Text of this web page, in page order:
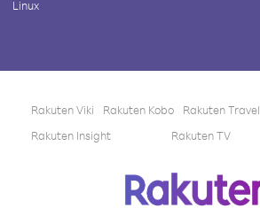
Linux
Rakuten Viki Rakuten Kobo Rakuten Travel
Rakuten Insight
Rakuten TV